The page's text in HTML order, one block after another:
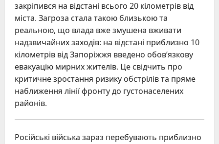
закріпився на відстані всього 20 кілометрів від
міста. Загроза стала такою близькою та
реальною, що влада вже змушена вживати
надзвичайних заходів: на відстані приблизно 10
кілометрів від Запоріжжя введено обов’язкову
евакуацію мирних жителів. Це свідчить про
критичне зростання ризику обстрілів та пряме
наближення лінії фронту до густонаселених
районів.
Російські війська зараз перебувають приблизно